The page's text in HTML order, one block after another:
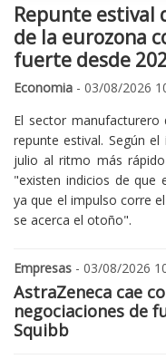
Repunte estival
de la eurozona
fuerte desde
Economia - 03/08/2026
El sector
repunte estival. Según
julio al ritmo más
"existen indicios de que
ya que el impulso corre
se acerca el otoño".
Empresas - 03/08/2026
AstraZeneca cae
negociaciones de
Squibb